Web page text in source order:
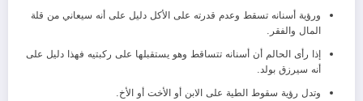
ورؤية أسنانه تسقط وعدم قدرته على الأكل دليل على أنه سيعاني من قلة
المال والفقر.
إذا رأى الحالم أن أسنانه تتساقط وهو يستقبلها على ركبتيه فهذا دليل على
أنه سيرزق بولد.
وتدل رؤية سقوط الطية على الابن أو الأخت أو الأخ.